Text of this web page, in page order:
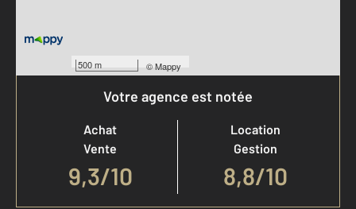
500 m ©Mappy
Votre agence est notée
Achat
Vente
9,3/10
Location
Gestion
8,8/10